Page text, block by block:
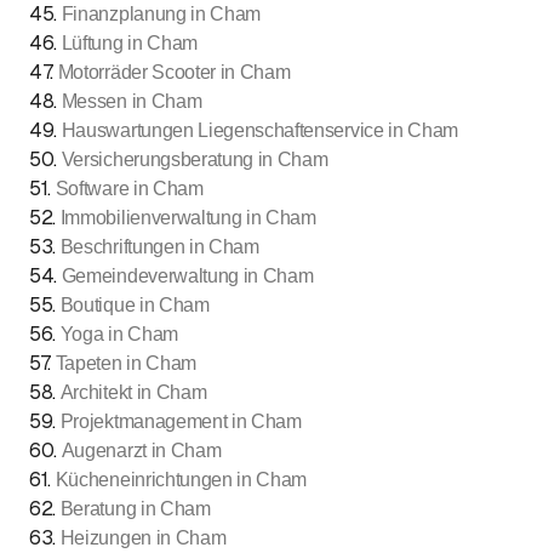
45. Finanzplanung in Cham
46. Lüftung in Cham
47. Motorräder Scooter in Cham
48. Messen in Cham
49. Hauswartungen Liegenschaftenservice in Cham
50. Versicherungsberatung in Cham
51. Software in Cham
52. Immobilienverwaltung in Cham
53. Beschriftungen in Cham
54. Gemeindeverwaltung in Cham
55. Boutique in Cham
56. Yoga in Cham
57. Tapeten in Cham
58. Architekt in Cham
59. Projektmanagement in Cham
60. Augenarzt in Cham
61. Kücheneinrichtungen in Cham
62. Beratung in Cham
63. Heizungen in Cham